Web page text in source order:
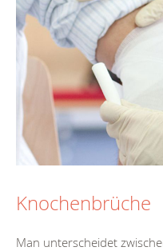
Knochenbrüche
Man unterscheidet